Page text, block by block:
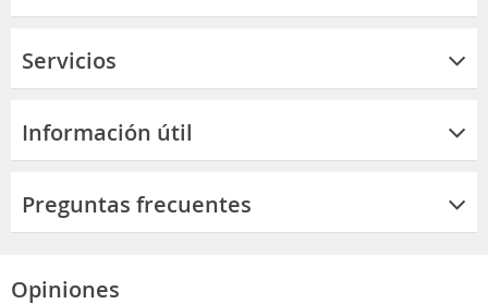
Servicios
Información útil
Preguntas frecuentes
Opiniones